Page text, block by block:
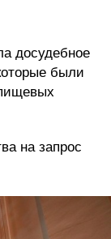
досудебное
были
на запрос